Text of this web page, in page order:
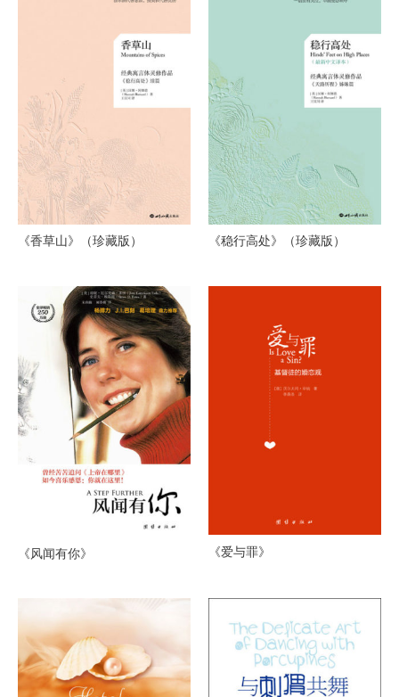
《香草山》（珍藏版） 《稳行高处》（珍藏版）
《风闻有你》 《爱与罪》